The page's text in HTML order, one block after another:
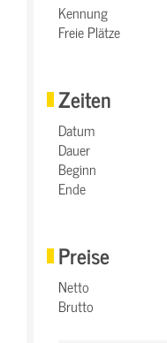
Kennung
Freie Plätze
Zeiten
Datum
Dauer
Beginn
Ende
Preise
Netto
Brutto